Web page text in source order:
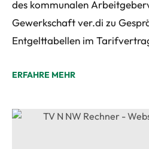
des kommunalen
Gewerkschaft ver.di zu
Entgelttabellen im
ERFAHRE MEHR